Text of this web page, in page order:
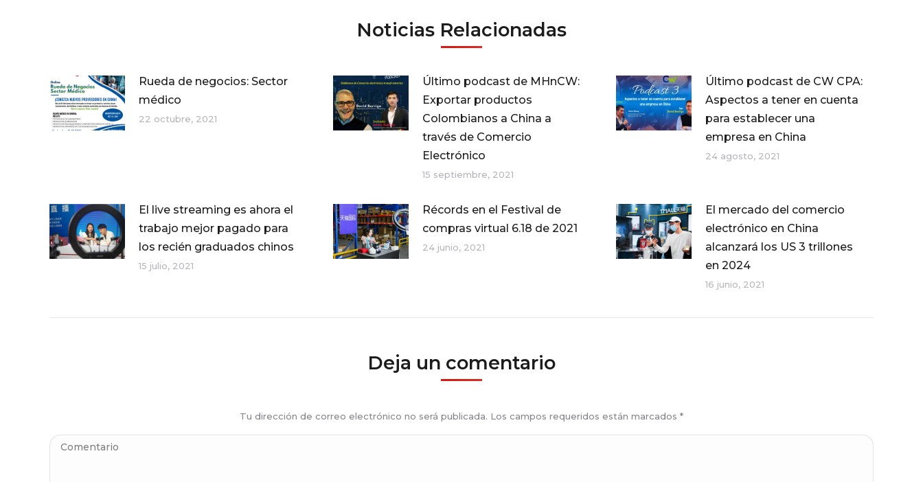
Noticias Relacionadas
Rueda de negocios: Sector
médico
22 octubre, 2021
Último podcast de MHnCW:
Exportar productos
Colombianos a China a
través de Comercio
Electrónico
15 septiembre, 2021
Último podcast de CW CPA:
Aspectos a tener en cuenta
para establecer una
empresa en China
24 agosto, 2021
El live streaming es ahora el
trabajo mejor pagado para
los recién graduados chinos
15 julio, 2021
Récords en el Festival de
compras virtual 6.18 de 2021
24 junio, 2021
El mercado del comercio
electrónico en China
alcanzará los US 3 trillones
en 2024
16 junio, 2021
Deja un comentario
Tu dirección de correo electrónico no será publicada. Los campos requeridos están marcados *
Comentario